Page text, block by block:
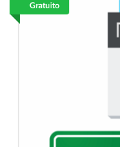
Gratuito